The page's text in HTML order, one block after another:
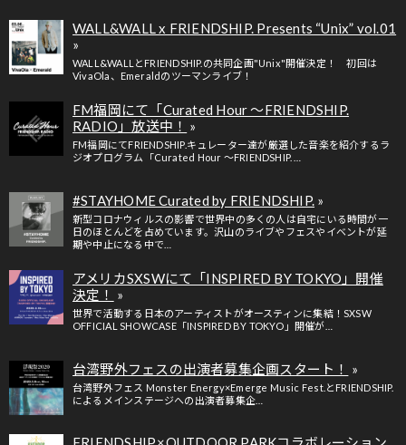
WALL&WALL x FRIENDSHIP. Presents “Unix” vol.01
WALL&WALLとFRIENDSHIP.の共同企画"Unix"開催決定！ 初回は
VivaOla、Emeraldのツーマンライブ！
FM福岡にて「Curated Hour ～FRIENDSHIP.
RADIO」放送中！
FM福岡にてFRIENDSHIP.キュレーター達が厳選した音楽を紹介するラ
ジオプログラム「Curated Hour ～FRIENDSHIP. …
#STAYHOME Curated by FRIENDSHIP.
新型コロナウィルスの影響で世界中の多くの人は自宅にいる時間が一
日のほとんどを占めています。沢山のライブやフェスやイベントが延
期や中止になる中で…
アメリカSXSWにて「INSPIRED BY TOKYO」開催
決定！
世界で活動する日本のアーティストがオースティンに集結！SXSW
OFFICIAL SHOWCASE「INSPIRED BY TOKYO」開催が…
台湾野外フェスの出演者募集企画スタート！
台湾野外フェス Monster Energy×Emerge Music Fest.とFRIENDSHIP.
によるメインステージへの出演者募集企…